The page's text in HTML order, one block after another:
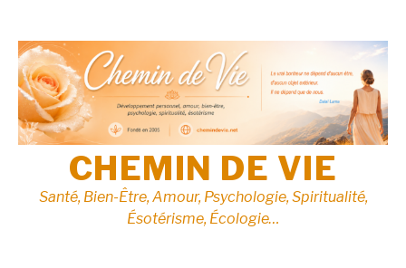
contenu
CHEMIN DE VIE
Santé, Bien-Être, Amour, Psychologie, Spiritualité,
Ésotérisme, Écologie…